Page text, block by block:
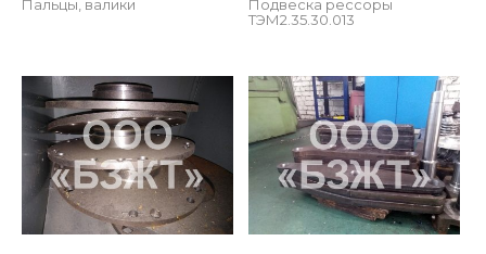
Пальцы, валики
Подвеска рессоры
ТЭМ2.35.30.013